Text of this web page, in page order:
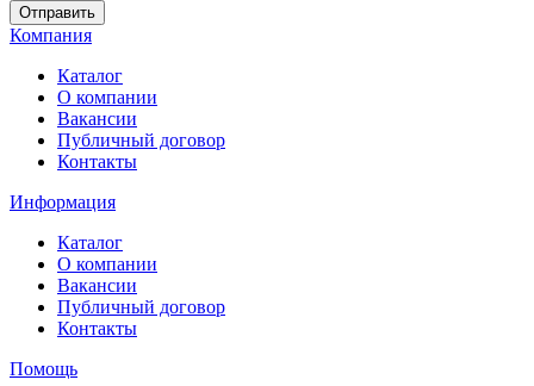
Отправить
Компания
Каталог
О компании
Вакансии
Публичный договор
Контакты
Информация
Каталог
О компании
Вакансии
Публичный договор
Контакты
Помощь